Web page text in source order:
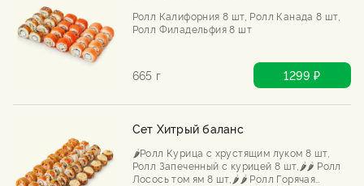
Ролл Калифорния 8 шт, Ролл Канада 8 шт,
Ролл Филадельфия 8 шт
665 г 1299 ₽
Сет Хитрый баланс
🌶️Ролл Курица с хрустящим луком 8 шт,
Ролл Запеченный с курицей 8 шт,🌶️🌶️ Ролл
Лосось том ям 8 шт,🌶️🌶️ Ролл Горячая